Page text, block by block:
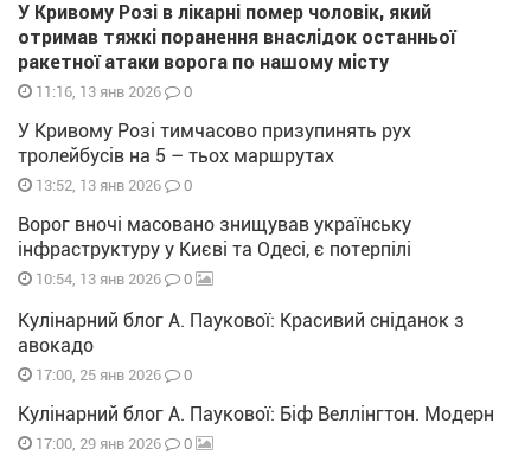
У Кривому Розі в лікарні помер чоловік, який
отримав тяжкі поранення внаслідок останньої
ракетної атаки ворога по нашому місту
11:16, 13 янв 2026 0
У Кривому Розі тимчасово призупинять рух
тролейбусів на 5 – тьох маршрутах
13:52, 13 янв 2026 0
Ворог вночі масовано знищував українську
інфраструктуру у Києві та Одесі, є потерпілі
10:54, 13 янв 2026 0
Кулінарний блог А. Паукової: Красивий сніданок з
авокадо
17:00, 25 янв 2026 0
Кулінарний блог А. Паукової: Біф Веллінгтон. Модерн
17:00, 29 янв 2026 0